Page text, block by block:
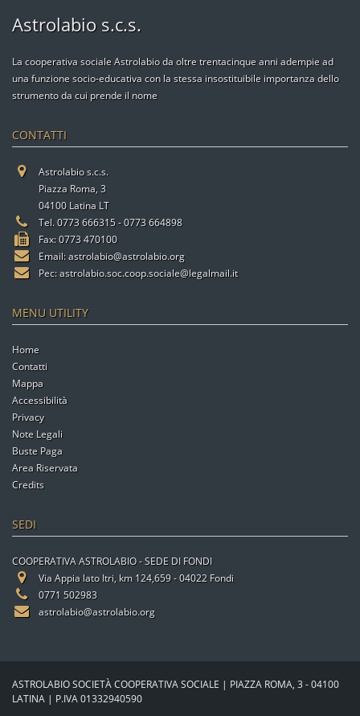
Astrolabio s.c.s.
La cooperativa sociale Astrolabio da oltre trentacinque anni adempie ad
una funzione socio-educativa con la stessa insostituibile importanza dello
strumento da cui prende il nome
CONTATTI
Astrolabio s.c.s.
Piazza Roma, 3
04100 Latina LT
Tel. 0773 666315 - 0773 664898
Fax: 0773 470100
Email:astrolabio@astrolabio.org
Pec:astrolabio.soc.coop.sociale@legalmail.it
MENU UTILITY
Home
Contatti
Mappa
Accessibilità
Privacy
Note Legali
Buste Paga
Area Riservata
Credits
SEDI
COOPERATIVA ASTROLABIO - SEDE DI FONDI
Via Appia lato Itri, km 124,659 - 04022 Fondi
0771 502983
astrolabio@astrolabio.org
ASTROLABIO SOCIETÀ COOPERATIVA SOCIALE | PIAZZA ROMA, 3 - 04100
LATINA | P.IVA 01332940590